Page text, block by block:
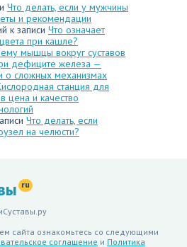
Что делать, если у мужчины
и рекомендации
к записи Что означает
при кашле?
мышцы вокруг суставов
дефиците железа —
о сложных механизмах
станция для
цена и качество
Что делать, если
на челюсти?
ru
сайта ознакомьтесь со следующими
соглашение и Политика